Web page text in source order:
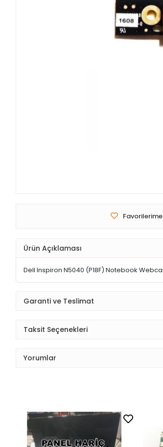
Ürün Açıklaması
Dell Inspiron N5040 (P18F) Notebook
Garanti ve Teslimat
Taksit Seçenekleri
Yorumlar